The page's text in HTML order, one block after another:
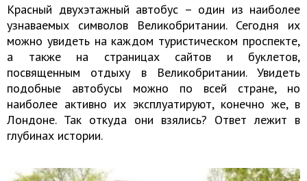
Красный двухэтажный автобус – один из наиболее
узнаваемых символов Великобритании. Сегодня их
можно увидеть на каждом туристическом проспекте,
а также на страницах сайтов и буклетов,
посвященным отдыху в Великобритании. Увидеть
подобные автобусы можно по всей стране, но
наиболее активно их эксплуатируют, конечно же, в
Лондоне. Так откуда они взялись? Ответ лежит в
глубинах истории.